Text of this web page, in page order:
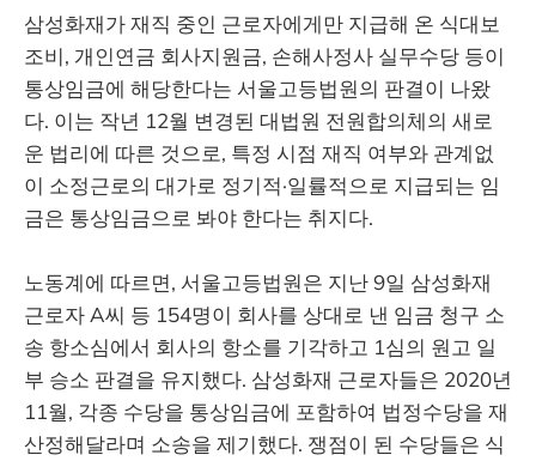
삼성화재가 재직 중인 근로자에게만 지급해 온 식대보
조비, 개인연금 회사지원금, 손해사정사 실무수당 등이
통상임금에 해당한다는 서울고등법원의 판결이 나왔
다. 이는 작년 12월 변경된 대법원 전원합의체의 새로
운 법리에 따른 것으로, 특정 시점 재직 여부와 관계없
이 소정근로의 대가로 정기적·일률적으로 지급되는 임
금은 통상임금으로 봐야 한다는 취지다.
노동계에 따르면, 서울고등법원은 지난 9일 삼성화재
근로자 A씨 등 154명이 회사를 상대로 낸 임금 청구 소
송 항소심에서 회사의 항소를 기각하고 1심의 원고 일
부 승소 판결을 유지했다. 삼성화재 근로자들은 2020년
11월, 각종 수당을 통상임금에 포함하여 법정수당을 재
산정해달라며 소송을 제기했다. 쟁점이 된 수당들은 식